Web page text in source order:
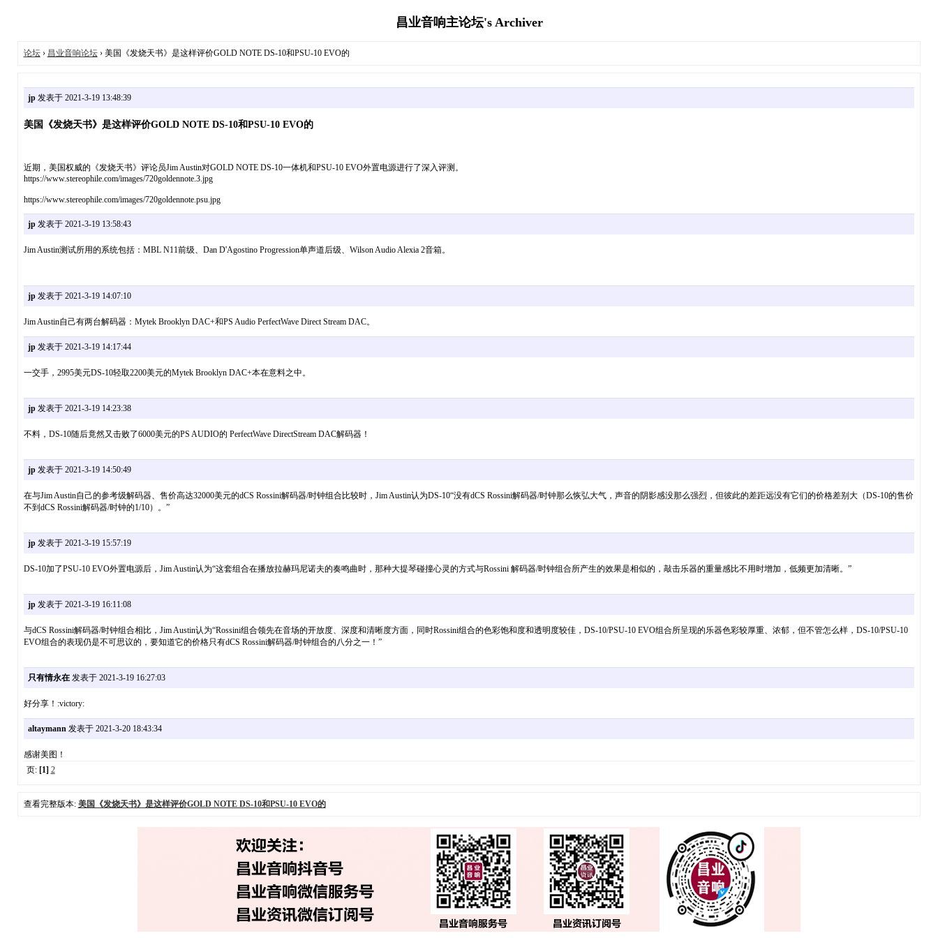
昌业音响主论坛's Archiver
论坛› 昌业音响论坛› 美国《发烧天书》是这样评价GOLD NOTE DS-10和PSU-10 EVO的
jp发表于 2021-3-19 13:48:39
美国《发烧天书》是这样评价GOLD NOTE DS-10和PSU-10 EVO的
近期，美国权威的《发烧天书》评论员Jim Austin对GOLD NOTE DS-10一体机和PSU-10 EVO外置电源进行了深入评测。
https://www.stereophile.com/images/720goldennote.3.jpg
https://www.stereophile.com/images/720goldennote.psu.jpg
jp发表于 2021-3-19 13:58:43
Jim Austin测试所用的系统包括：MBL N11前级、Dan D'Agostino Progression单声道后级、Wilson Audio Alexia 2音箱。
jp发表于 2021-3-19 14:07:10
Jim Austin自己有两台解码器：Mytek Brooklyn DAC+和PS Audio PerfectWave Direct Stream DAC。
jp发表于 2021-3-19 14:17:44
一交手，2995美元DS-10轻取2200美元的Mytek Brooklyn DAC+本在意料之中。
jp发表于 2021-3-19 14:23:38
不料，DS-10随后竟然又击败了6000美元的PS AUDIO的 PerfectWave DirectStream DAC解码器！
jp发表于 2021-3-19 14:50:49
在与Jim Austin自己的参考级解码器、售价高达32000美元的dCS Rossini解码器/时钟组合比较时，Jim Austin认为DS-10“没有dCS Rossini解码器/时钟那么恢弘大气，声音的阴影感没那么强烈，但彼此的差距远没有它们的价格差别大（DS-10的售价
不到dCS Rossini解码器/时钟的1/10）。”
jp发表于 2021-3-19 15:57:19
DS-10加了PSU-10 EVO外置电源后，Jim Austin认为“这套组合在播放拉赫玛尼诺夫的奏鸣曲时，那种大提琴碰撞心灵的方式与Rossini 解码器/时钟组合所产生的效果是相似的，敲击乐器的重量感比不用时增加，低频更加清晰。”
jp发表于 2021-3-19 16:11:08
与dCS Rossini解码器/时钟组合相比，Jim Austin认为“Rossini组合领先在音场的开放度、深度和清晰度方面，同时Rossini组合的色彩饱和度和透明度较佳，DS-10/PSU-10 EVO组合所呈现的乐器色彩较厚重、浓郁，但不管怎么样，DS-10/PSU-10
EVO组合的表现仍是不可思议的，要知道它的价格只有dCS Rossini解码器/时钟组合的八分之一！”
只有情永在发表于 2021-3-19 16:27:03
好分享！:victory:
altaymann发表于 2021-3-20 18:43:34
感谢美图！
页: [1] 2
查看完整版本: 美国《发烧天书》是这样评价GOLD NOTE DS-10和PSU-10 EVO的